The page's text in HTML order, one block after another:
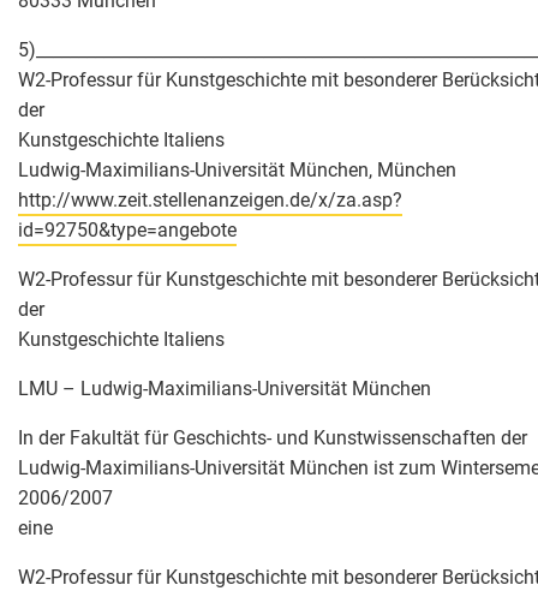
W2-Professur für Kunstgeschichte mit besonderer
der
Kunstgeschichte Italiens
Ludwig-Maximilians-Universität München, München
http://www.zeit.stellenanzeigen.de/x/za.asp?
id=92750&type=angebote
W2-Professur für Kunstgeschichte mit besonderer
der
Kunstgeschichte Italiens
LMU – Ludwig-Maximilians-Universität München
In der Fakultät für Geschichts- und Kunstwissenschaften der
Ludwig-Maximilians-Universität München ist zum
2006/2007
eine
W2-Professur für Kunstgeschichte mit besonderer